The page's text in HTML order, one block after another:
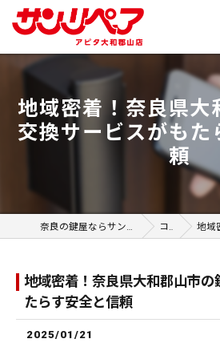
地域密着！奈良県大
交換サービスがもた
頼
奈良の鍵屋ならサンリペア アピタ大和郡山店 コラム 地域密着
地域密着！奈良県大和郡山市の
たらす安全と信頼
2025/01/21